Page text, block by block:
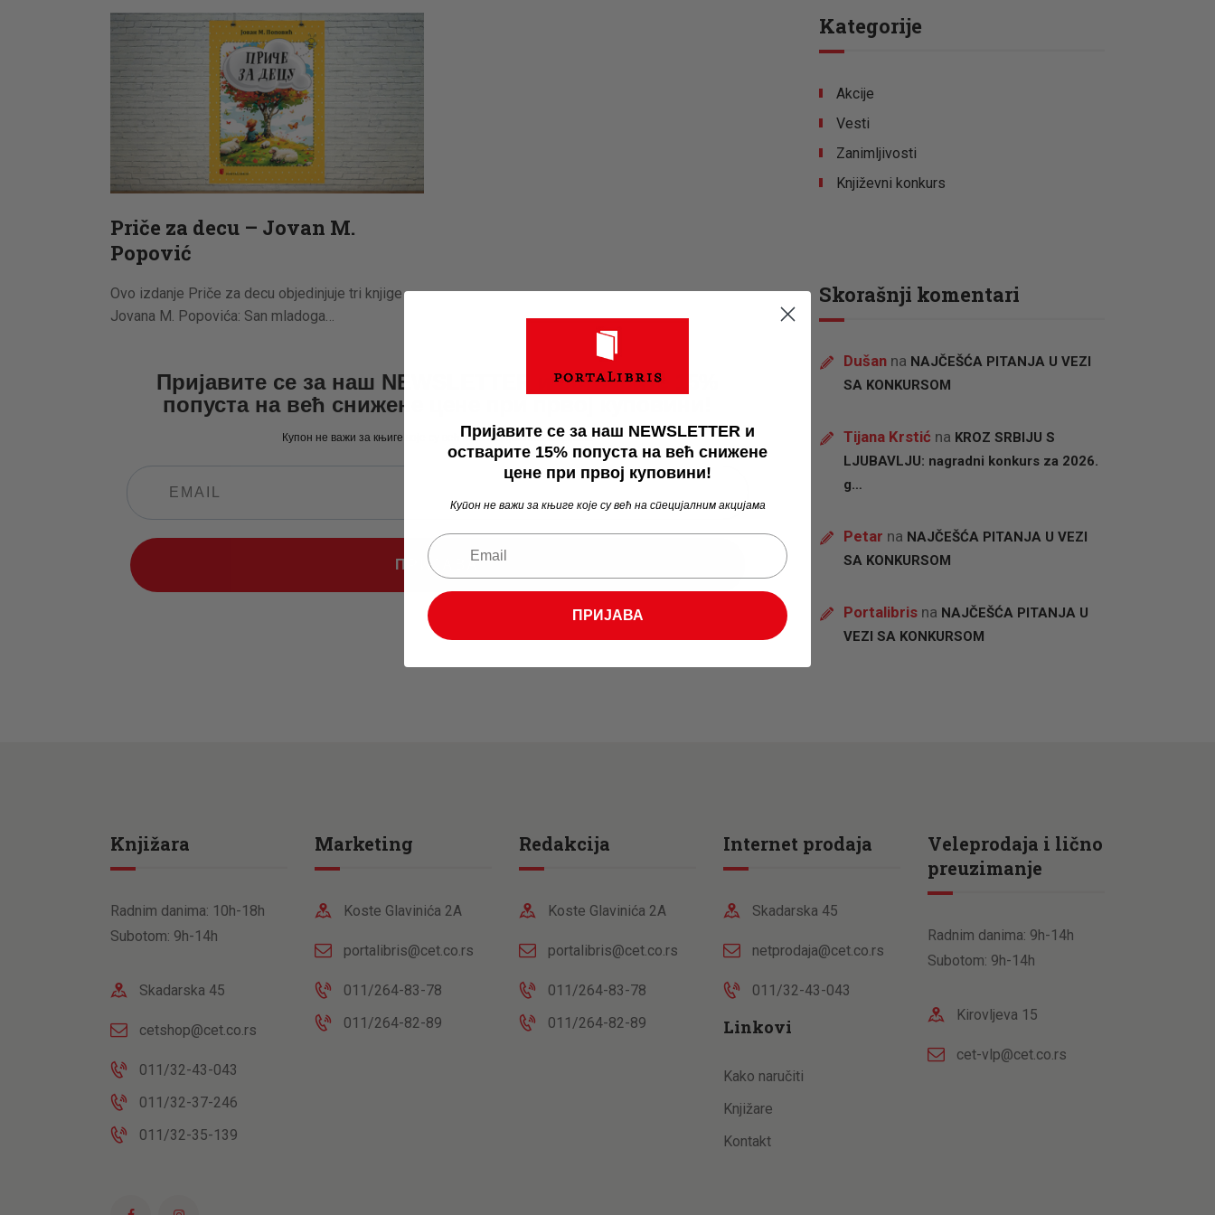
Priče za decu – Jovan M.
Popović
Ovo izdanje Priče za decu objedinjuje tri knjige
Jovana M. Popo­vića: San mladoga…
Пријавите се за наш NEWSLETTER и остварите 15%
попуста на већ снижене цене при првој куповини!
Купон не важи за књиге које су већ на специјалним акцијама
ПРИЈАВА
Kategorije
Akcije
Vesti
Zanimljivosti
Književni konkurs
Skorašnji komentari
Dušan na NAJČEŠĆA PITANJA U VEZI
SA KONKURSOM
Tijana Krstić na KROZ SRBIJU S
LJUBAVLJU: nagradni konkurs za 2026.
g…
Petar na NAJČEŠĆA PITANJA U VEZI
SA KONKURSOM
Portalibris na NAJČEŠĆA PITANJA U
VEZI SA KONKURSOM
Knjižara
Radnim danima: 10h-18h
Subotom: 9h-14h
Skadarska 45
cetshop@cet.co.rs
011/32-43-043
011/32-37-246
011/32-35-139
Marketing
Koste Glavinića 2A
portalibris@cet.co.rs
011/264-83-78
011/264-82-89
Redakcija
Koste Glavinića 2A
portalibris@cet.co.rs
011/264-83-78
011/264-82-89
Internet prodaja
Skadarska 45
netprodaja@cet.co.rs
011/32-43-043
Linkovi
Kako naručiti
Knjižare
Kontakt
Veleprodaja i lično
preuzimanje
Radnim danima: 9h-14h
Subotom: 9h-14h
Kirovljeva 15
cet-vlp@cet.co.rs
Пријавите се за наш NEWSLETTER и
остварите 15% попуста на већ снижене
цене при првој куповини!
Купон не важи за књиге које су већ на специјалним акцијама
ПРИЈАВА